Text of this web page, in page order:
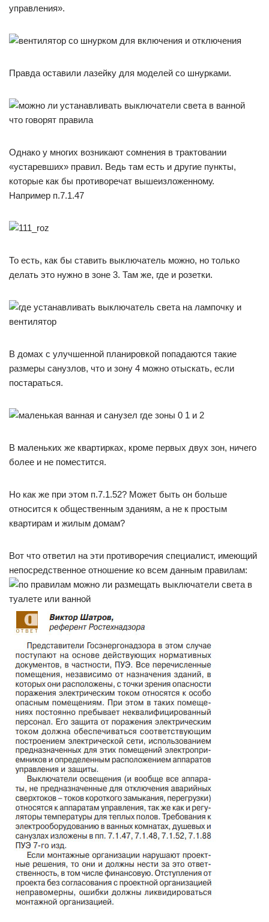
управления».
Правда оставили лазейку для моделей со шнурками.
Однако у многих возникают сомнения в трактовании
«устаревших» правил. Ведь там есть и другие пункты,
которые как бы противоречат вышеизложенному.
Например п.7.1.47
То есть, как бы ставить выключатель можно, но только
делать это нужно в зоне 3. Там же, где и розетки.
В домах с улучшенной планировкой попадаются такие
размеры санузлов, что и зону 4 можно отыскать, если
постараться.
В маленьких же квартирках, кроме первых двух зон, ничего
более и не поместится.
Но как же при этом п.7.1.52? Может быть он больше
относится к общественным зданиям, а не к простым
квартирам и жилым домам?
Вот что ответил на эти противоречия специалист, имеющий
непосредственное отношение ко всем данным правилам: